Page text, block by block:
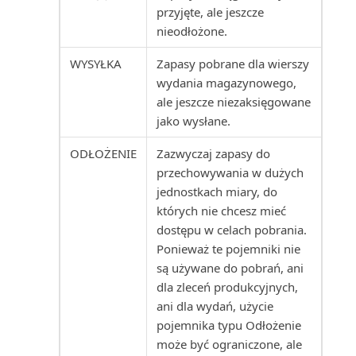
Rejestrowanie i zwrot wydatków
Rejestrowanie wydatków lub
przychodów bezpośred...
Rejestrowanie zapisów
zrównoważonego rozwoju
Rozliczanie zapisów w różnych
Rozwiązywanie problemów i
korygowanie wymiarów
Sprawdzanie poprawności
Śledzenie wierszy zamówienia
do powiązanych dok...
Wysyłanie dokumentów i
wiadomości e-mail
Wyszukiwanie określonych
Wyszukiwanie stron i informacji
Wyświetlanie raportu testowego
Wyświetlanie użytecznych
informacji w Centrach ról
Zapisywanie i personalizowanie
Oblicz i zaksięguj rozliczenie
podatkowe (raport)
Oferta serwisowa (raport
Oferta umowy serwisowej
(raport dokumentu)
Oferta umowy serwisowej:
Oferty umów do podpisania
Opłaty za zapasy: specyfikacja
przyjęte, ale jeszcze
nieodłożone.
WYSYŁKA
Zapasy pobrane dla wierszy
wydania magazynowego,
ale jeszcze niezaksięgowane
jako wysłane.
ODŁOŻENIE
Zazwyczaj zapasy do
przechowywania w dużych
jednostkach miary, do
których nie chcesz mieć
dostępu w celach pobrania.
Ponieważ te pojemniki nie
są używane do pobrań, ani
dla zleceń produkcyjnych,
ani dla wydań, użycie
pojemnika typu Odłożenie
może być ograniczone, ale